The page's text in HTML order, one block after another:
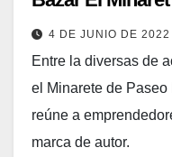
4 DE JUNIO DE 2022
Entre la diversas de
el Minarete de
reúne a
marca de autor.